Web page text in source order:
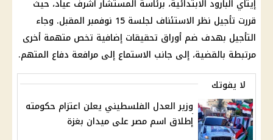
إيتاي البارود الابتدائية، برئاسة المستشار أشرف عياد، حيث
قررت تأجيل نظر الاستئناف لجلسة 15 نوفمبر المقبل. وجاء
التأجيل بهدف ضم أوراق تحقيقات إضافية تخص متهمة أخرى
مرتبطة بالقضية، إلى جانب الاستماع إلى مرافعة دفاع المتهم.
لا يفوتك
وزير العدل الفلسطيني يعلن اعتزام حكومته
إطلاق اسم مصر على ميدان بغزة